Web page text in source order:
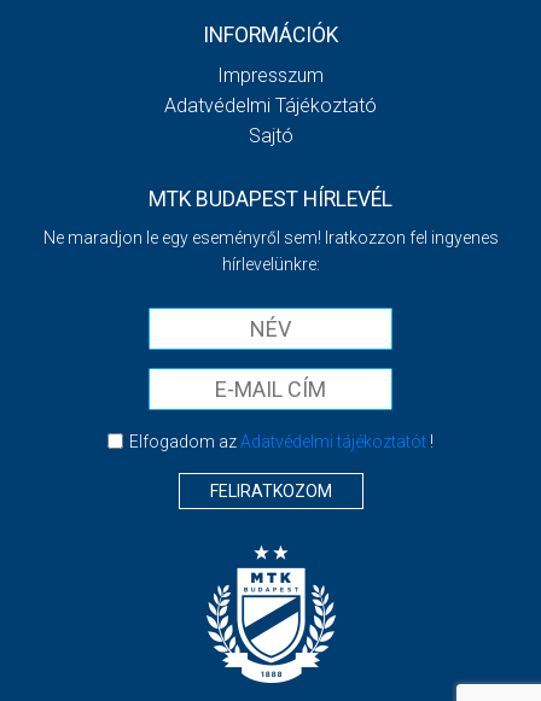
INFORMÁCIÓK
Impresszum
Adatvédelmi Tájékoztató
Sajtó
MTK BUDAPEST HÍRLEVÉL
Ne maradjon le egy eseményről sem! Iratkozzon fel ingyenes
hírlevelünkre:
Elfogadom azAdatvédelmi tájékoztatót!
FELIRATKOZOM